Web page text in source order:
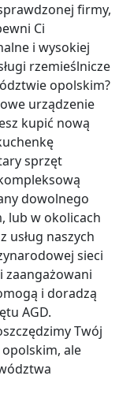
firmy,
Ci
i wysokiej
rzemieślnicze
opolskim?
urządzenie
kupić nową
sprzęt
dowolnego
, lub w okolicach
usług naszych
sieci
zaangażowani
i doradzą
AGD.
Twój
, ale